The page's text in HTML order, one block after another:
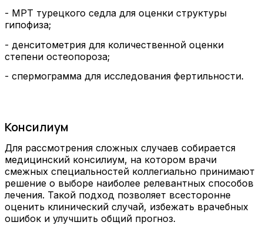
- МРТ турецкого седла для оценки структуры
гипофиза;
- денситометрия для количественной оценки
степени остеопороза;
- спермограмма для исследования фертильности.
Консилиум
Для рассмотрения сложных случаев собирается
медицинский консилиум, на котором врачи
смежных специальностей коллегиально принимают
решение о выборе наиболее релевантных способов
лечения. Такой подход позволяет всесторонне
оценить клинический случай, избежать врачебных
ошибок и улучшить общий прогноз.